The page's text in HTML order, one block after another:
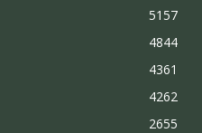
5157
4844
4361
4262
2655